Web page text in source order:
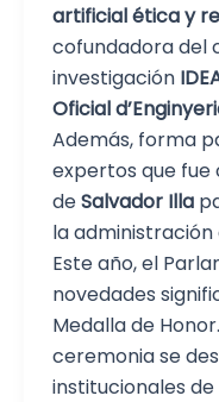
artificial ética y
cofundadora del
investigación
Oficial
Además, forma
expertos que
deSalvador Illa
la administración
Este año, el
novedades
Medalla de
ceremonia se
institucionales